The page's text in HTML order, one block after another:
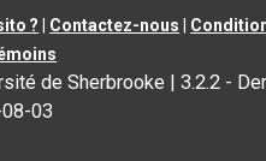
? Contactez-nous
de Sherbrooke |3.2.2 -
03